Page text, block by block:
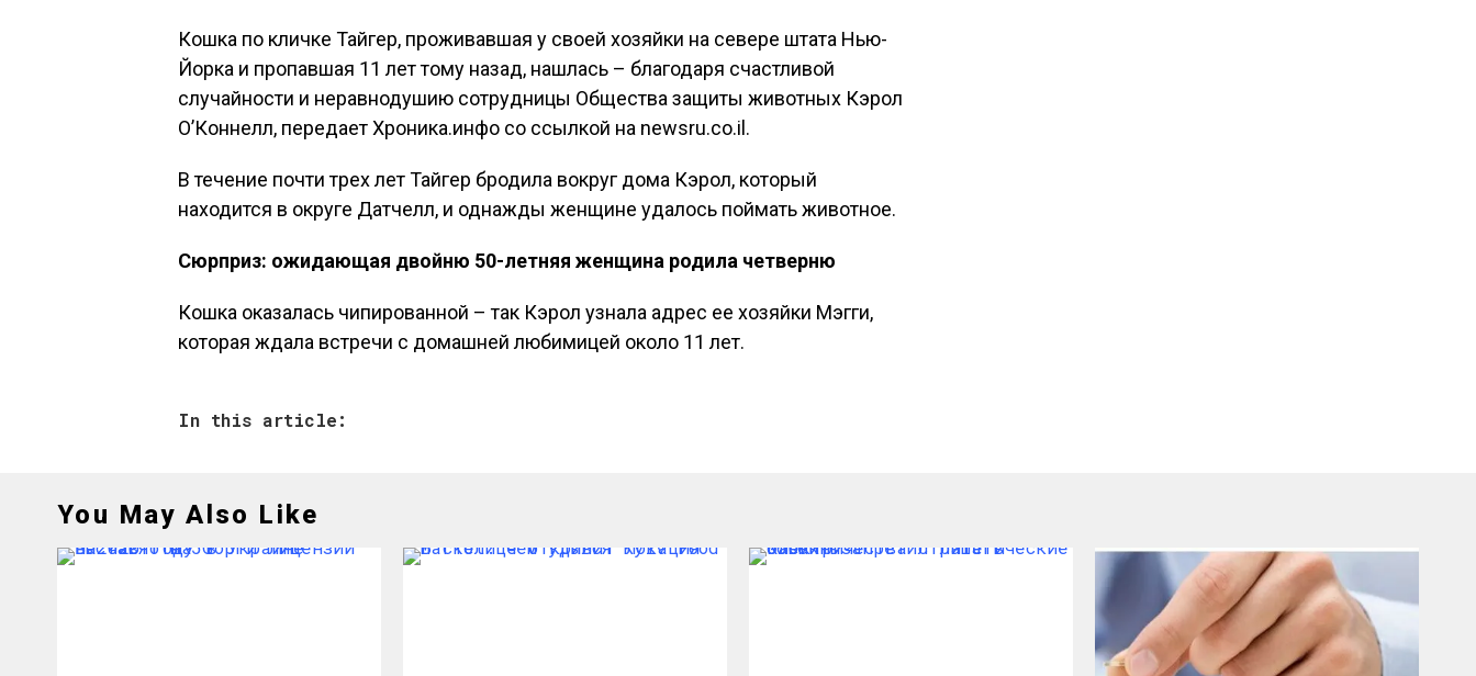
Кошка по кличке Тайгер, проживавшая у своей хозяйки на севере штата Нью-
Йорка и пропавшая 11 лет тому назад, нашлась – благодаря счастливой
случайности и неравнодушию сотрудницы Общества защиты животных Кэрол
О’Коннелл, передает Хроника.инфо со ссылкой на newsru.co.il.
В течение почти трех лет Тайгер бродила вокруг дома Кэрол, который
находится в округе Датчелл, и однажды женщине удалось поймать животное.
Сюрприз: ожидающая двойню 50-летняя женщина родила четверню
Кошка оказалась чипированной – так Кэрол узнала адрес ее хозяйки Мэгги,
которая ждала встречи с домашней любимицей около 11 лет.
In this article:
You May Also Like